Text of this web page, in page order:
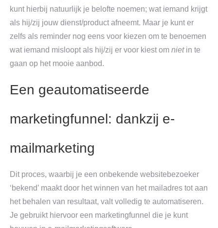
kunt hierbij natuurlijk je belofte noemen; wat iemand krijgt
als hij/zij jouw dienst/product afneemt. Maar je kunt er
zelfs als reminder nog eens voor kiezen om te benoemen
wat iemand misloopt als hij/zij er voor kiest om nietin te
gaan op het mooie aanbod.
Een geautomatiseerde
marketingfunnel: dankzij e-
mailmarketing
Dit proces, waarbij je een onbekende websitebezoeker
‘bekend’ maakt door het winnen van het mailadres tot aan
het behalen van resultaat, valt volledig te automatiseren.
Je gebruikt hiervoor een marketingfunnel die je kunt